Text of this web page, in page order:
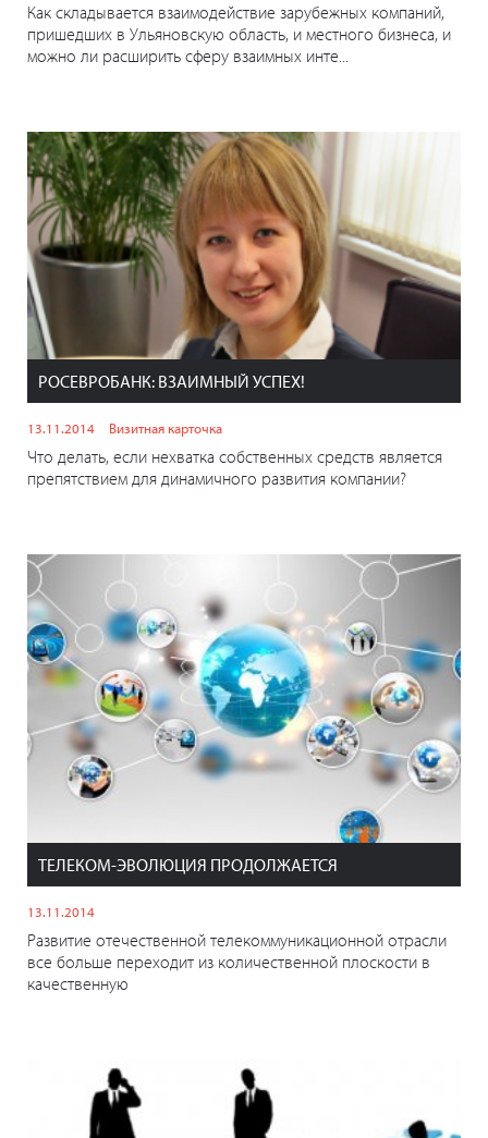
Как складывается взаимодействие зарубежных компаний,
пришедших в Ульяновскую область, и местного бизнеса, и
можно ли расширить сферу взаимных инте...
РОСЕВРОБАНК: ВЗАИМНЫЙ УСПЕХ!
13.11.2014 Визитная карточка
Что делать, если нехватка собственных средств является
препятствием для динамичного развития компании?
ТЕЛЕКОМ-ЭВОЛЮЦИЯ ПРОДОЛЖАЕТСЯ
13.11.2014
Развитие отечественной телекоммуникационной отрасли
все больше переходит из количественной плоскости в
качественную